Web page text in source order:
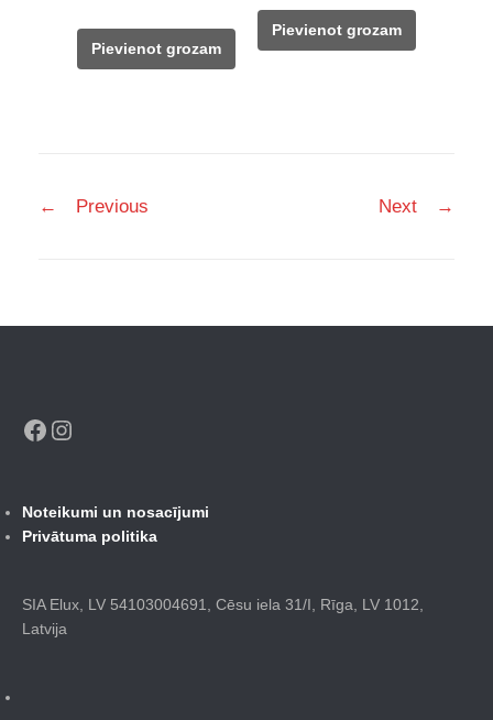
was:
861,00 €.
727,00 €.
Pievienot grozam
was:
703,00 €.
479,00 €.
Pievienot grozam
navigation
← Previous Next →
Facebook
Noteikumi un nosacījumi
Privātuma politika
SIA Elux, LV 54103004691, Cēsu iela 31/I, Rīga, LV 1012,
Latvija